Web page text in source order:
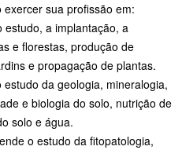
sua profissão em:
a implantação, a
e florestas, produção de
e propagação de plantas.
da geologia, mineralogia,
e biologia do solo, nutrição de
solo e água.
o estudo da fitopatologia,